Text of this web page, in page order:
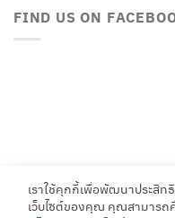
FIND US ON
เราใช้คุกกี้เพื่อพัฒนาประสิท
เว็บไซต์ของคุณ คุณสามารถ